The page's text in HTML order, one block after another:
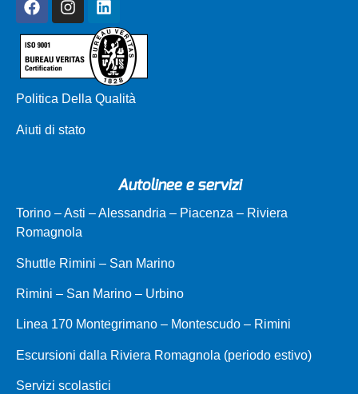
Politica Della Qualità
Aiuti di stato
Autolinee e servizi
Torino – Asti – Alessandria – Piacenza – Riviera
Romagnola
Shuttle Rimini – San Marino
Rimini – San Marino – Urbino
Linea 170 Montegrimano – Montescudo – Rimini
Escursioni dalla Riviera Romagnola (periodo estivo)
Servizi scolastici